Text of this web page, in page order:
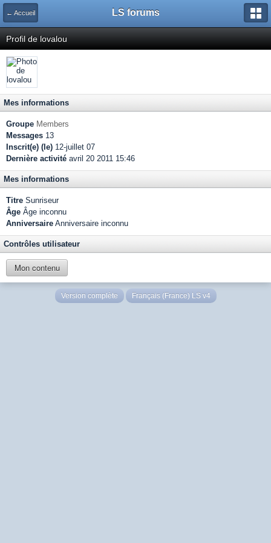
← Accueil LS forums
Profil de lovalou
Mes informations
Groupe Members
Messages 13
Inscrit(e) (le) 12-juillet 07
Dernière activité avril 20 2011 15:46
Mes informations
Titre Sunriseur
Âge Âge inconnu
Anniversaire Anniversaire inconnu
Contrôles utilisateur
Mon contenu
Version complète Français (France) LS v4